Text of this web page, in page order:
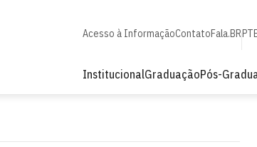
Acesso à InformaçãoContatoFala.BRPT
InstitucionalGraduaçãoPós-